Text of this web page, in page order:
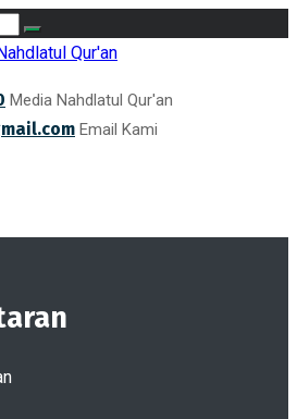
Media Nahdlatul Qur'an
Email Kami